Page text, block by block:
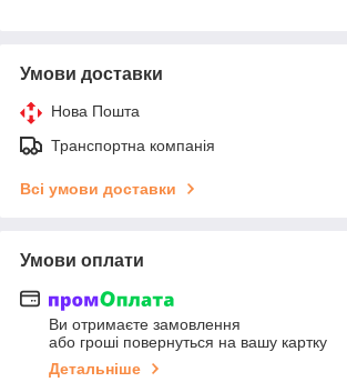
Умови доставки
Нова Пошта
Транспортна компанія
Всі умови доставки
Умови оплати
Ви отримаєте замовлення
або гроші повернуться на вашу картку
Детальніше